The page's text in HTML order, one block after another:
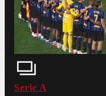
Serie A